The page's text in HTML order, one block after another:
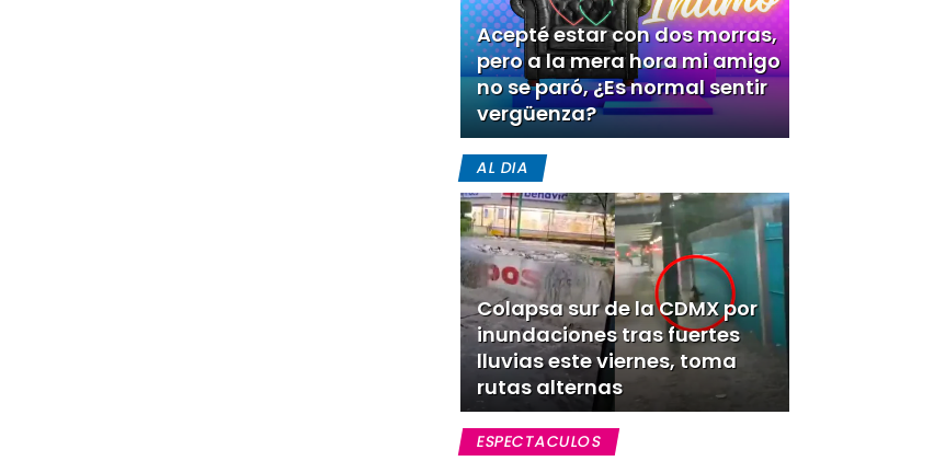
Acepté estar con dos morras,
pero a la mera hora mi amigo
no se paró, ¿Es normal sentir
vergüenza?
AL DIA
Colapsa sur de la CDMX por
inundaciones tras fuertes
lluvias este viernes, toma
rutas alternas
ESPECTACULOS